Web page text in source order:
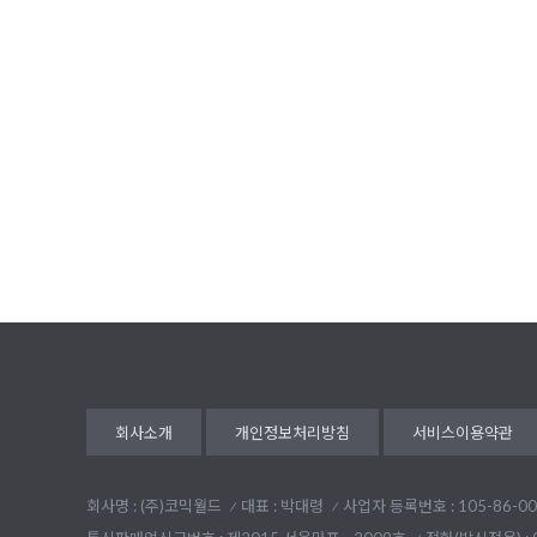
회사소개 개인정보처리방침 서비스이용약관
회사명 : (주)코믹월드 대표 : 박대령
사업자 등록번호 : 105-86-